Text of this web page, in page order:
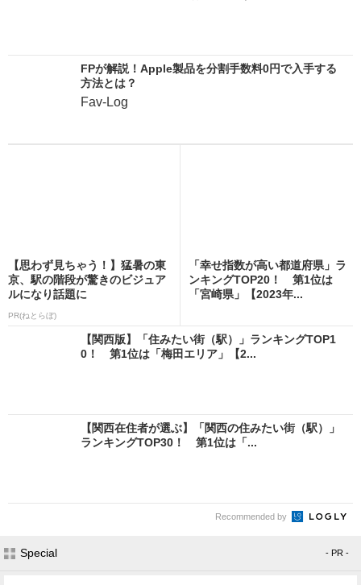
FPが解説！Apple製品を分割手数料0円で入手する
方法とは？
Fav-Log
【思わず見ちゃう！】猛暑の東
京、駅の階段が驚きのビジュア
ルになり話題に
PR(ねとらぼ)
「幸せ指数が高い都道府県」ラ
ンキングTOP20！ 第1位は
「宮崎県」【2023年...
【関西版】「住みたい街（駅）」ランキングTOP1
0！ 第1位は「梅田エリア」【2...
【関西在住者が選ぶ】「関西の住みたい街（駅）」
ランキングTOP30！ 第1位は「...
Recommended by
Special - PR -